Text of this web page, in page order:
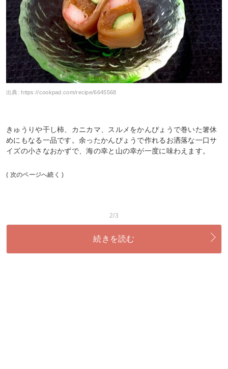
出典: https://cookpad.com/recipe/6645568
きゅうりや干し柿、カニカマ、スルメをかんぴょうで巻いた箸休
めにもなる一品です。余ったかんぴょうで作れるお洒落な一口サ
イズの小さなおかずで、海の幸と山の幸が一度に味わえます。
( 次のページへ続く )
2/3
続きを読む